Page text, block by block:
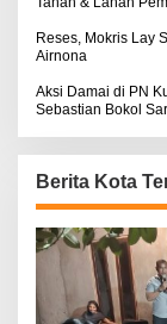
Reses, Mokris Lay
Airnona
Aksi Damai di PN
Sebastian Bokol
Berita Kota